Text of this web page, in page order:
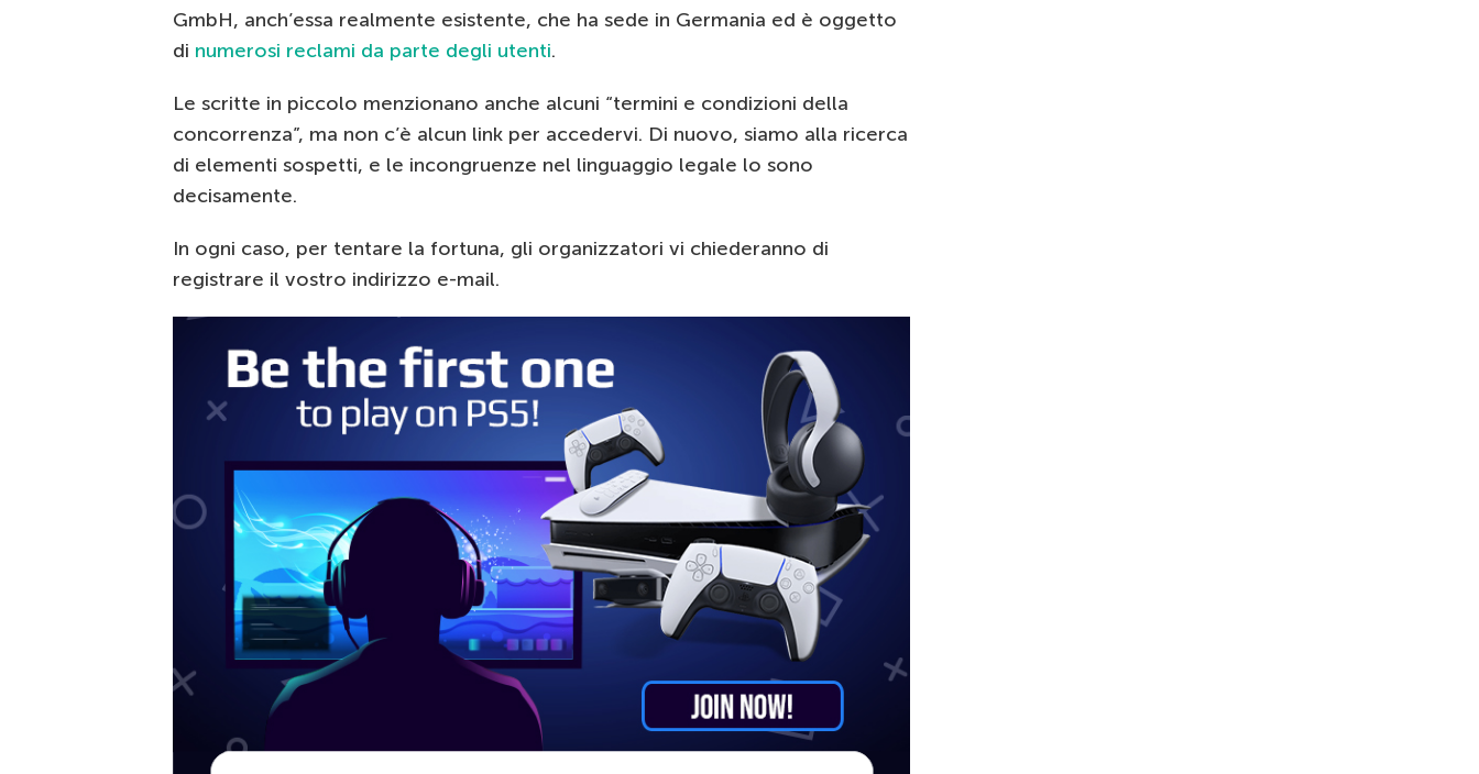
GmbH, anch’essa realmente esistente, che ha sede in Germania ed è oggetto
di numerosi reclami da parte degli utenti.
Le scritte in piccolo menzionano anche alcuni “termini e condizioni della
concorrenza”, ma non c’è alcun link per accedervi. Di nuovo, siamo alla ricerca
di elementi sospetti, e le incongruenze nel linguaggio legale lo sono
decisamente.
In ogni caso, per tentare la fortuna, gli organizzatori vi chiederanno di
registrare il vostro indirizzo e-mail.